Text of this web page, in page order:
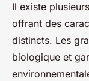
Il existe
offrant des
distincts. Les
biologique et